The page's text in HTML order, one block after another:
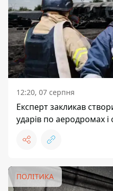
12:20, 07 серпня
Експерт закликав
ударів по аеродромах і
ПОЛІТИКА